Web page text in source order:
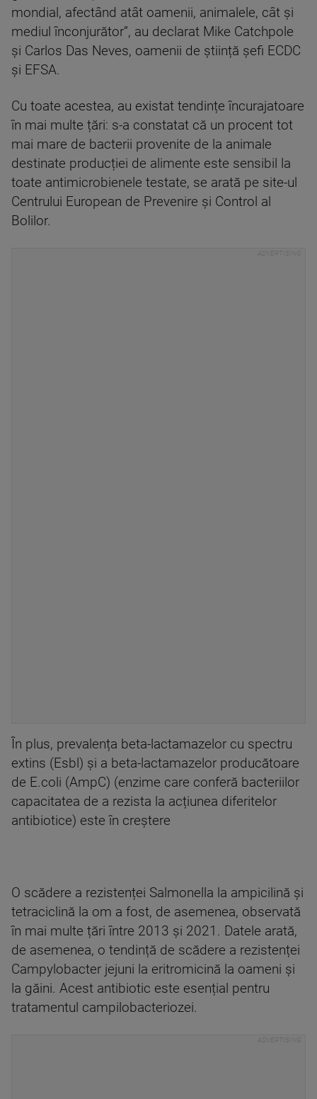
mondial, afectând atât oamenii, animalele, cât și
mediul înconjurător”, au declarat Mike Catchpole
și Carlos Das Neves, oamenii de știință șefi ECDC
și EFSA.
Cu toate acestea, au existat tendințe încurajatoare
în mai multe țări: s-a constatat că un procent tot
mai mare de bacterii provenite de la animale
destinate producției de alimente este sensibil la
toate antimicrobienele testate, se arată pe site-ul
Centrului European de Prevenire și Control al
Bolilor.
În plus, prevalența beta-lactamazelor cu spectru
extins (Esbl) și a beta-lactamazelor producătoare
de E.coli (AmpC) (enzime care conferă bacteriilor
capacitatea de a rezista la acțiunea diferitelor
antibiotice) este în creștere
O scădere a rezistenței Salmonella la ampicilină și
tetraciclină la om a fost, de asemenea, observată
în mai multe țări între 2013 și 2021. Datele arată,
de asemenea, o tendință de scădere a rezistenței
Campylobacter jejuni la eritromicină la oameni și
la găini. Acest antibiotic este esențial pentru
tratamentul campilobacteriozei.